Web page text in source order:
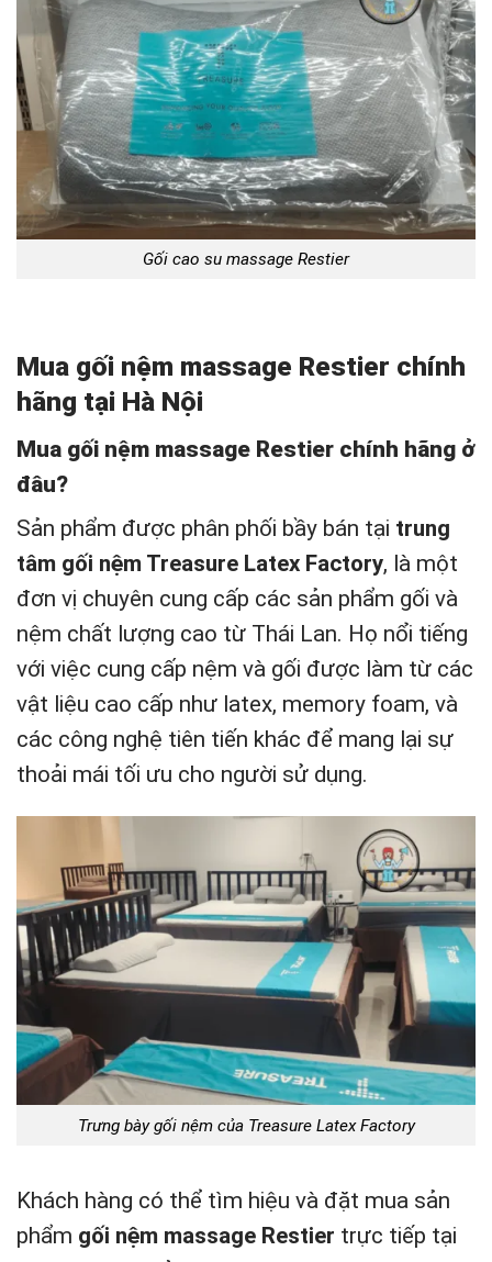
Gối cao su massage Restier
Mua gối nệm massage Restier chính
hãng tại Hà Nội
Mua gối nệm massage Restier chính hãng ở
đâu?
Sản phẩm được phân phối bầy bán tại trung
tâm gối nệm Treasure Latex Factory, là một
đơn vị chuyên cung cấp các sản phẩm gối và
nệm chất lượng cao từ Thái Lan. Họ nổi tiếng
với việc cung cấp nệm và gối được làm từ các
vật liệu cao cấp như latex, memory foam, và
các công nghệ tiên tiến khác để mang lại sự
thoải mái tối ưu cho người sử dụng.
Trưng bày gối nệm của Treasure Latex Factory
Khách hàng có thể tìm hiệu và đặt mua sản
phẩm gối nệm massage Restier trực tiếp tại